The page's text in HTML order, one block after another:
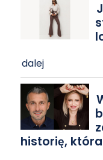
dalej
historię,